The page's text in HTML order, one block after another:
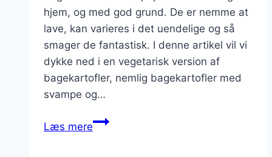
hjem, og med god grund. De er nemme at
lave, kan varieres i det uendelige og så
smager de fantastisk. I denne artikel vil vi
dykke ned i en vegetarisk version af
bagekartofler, nemlig bagekartofler med
svampe og…
Læs mereBagekartofler